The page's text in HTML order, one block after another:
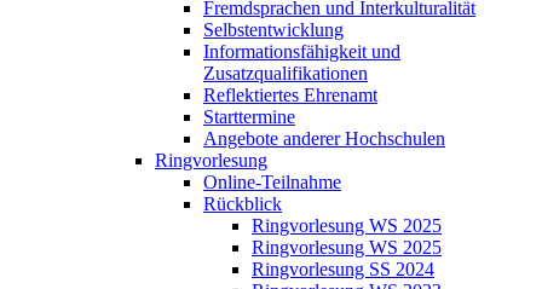
Fremdsprachen und Interkulturalität
Selbstentwicklung
Informationsfähigkeit und
Zusatzqualifikationen
Reflektiertes Ehrenamt
Starttermine
Angebote anderer Hochschulen
Ringvorlesung
Online-Teilnahme
Rückblick
Ringvorlesung WS 2025
Ringvorlesung WS 2025
Ringvorlesung SS 2024